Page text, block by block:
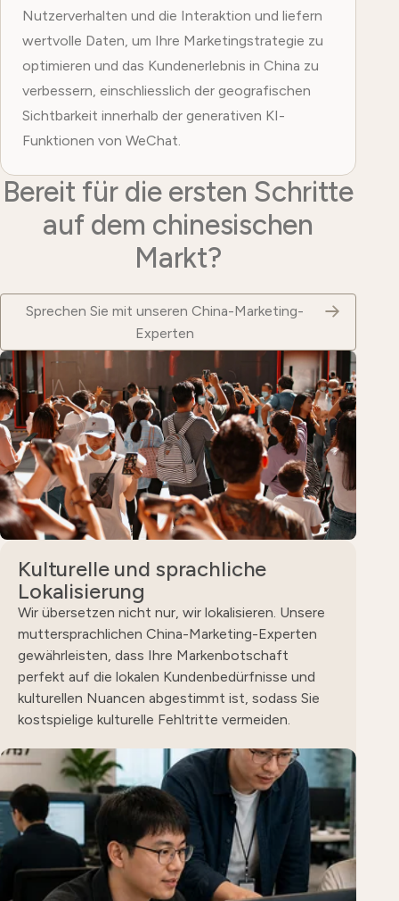
Nutzerverhalten und die Interaktion und liefern
wertvolle Daten, um Ihre Marketingstrategie zu
optimieren und das Kundenerlebnis in China zu
verbessern, einschliesslich der geografischen
Sichtbarkeit innerhalb der generativen KI-
Funktionen von WeChat.
Bereit für die ersten Schritte
auf dem chinesischen
Markt?
Sprechen Sie mit unseren China-Marketing-
Experten
Kulturelle und sprachliche
Lokalisierung
Wir übersetzen nicht nur, wir lokalisieren. Unsere
muttersprachlichen China-Marketing-Experten
gewährleisten, dass Ihre Markenbotschaft
perfekt auf die lokalen Kundenbedürfnisse und
kulturellen Nuancen abgestimmt ist, sodass Sie
kostspielige kulturelle Fehltritte vermeiden.